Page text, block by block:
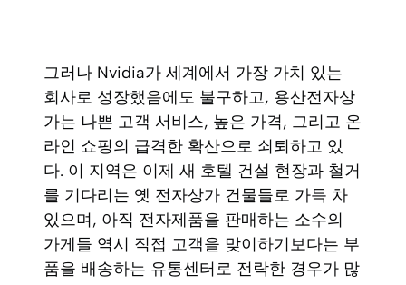
그러나 Nvidia가 세계에서 가장 가치 있는
회사로 성장했음에도 불구하고, 용산전자상
가는 나쁜 고객 서비스, 높은 가격, 그리고 온
라인 쇼핑의 급격한 확산으로 쇠퇴하고 있
다. 이 지역은 이제 새 호텔 건설 현장과 철거
를 기다리는 옛 전자상가 건물들로 가득 차
있으며, 아직 전자제품을 판매하는 소수의
가게들 역시 직접 고객을 맞이하기보다는 부
품을 배송하는 유통센터로 전락한 경우가 많